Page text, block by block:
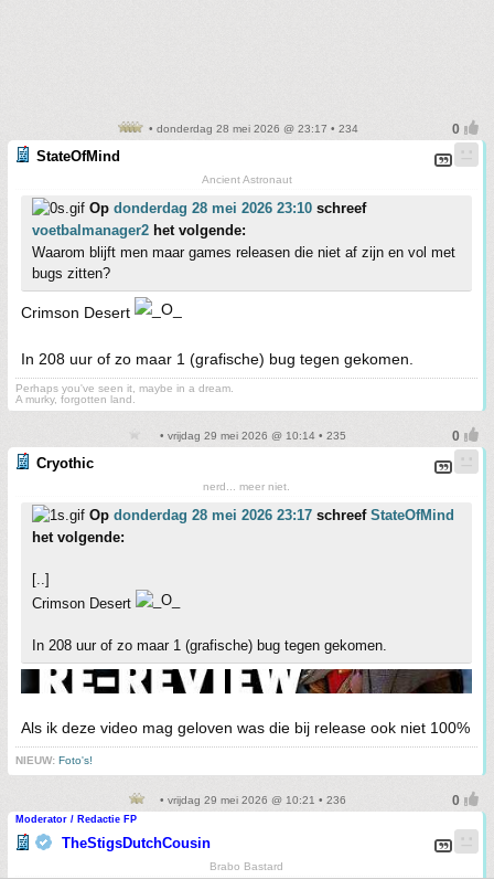
• donderdag 28 mei 2026 @ 23:17 • 234
StateOfMind
Ancient Astronaut
Op donderdag 28 mei 2026 23:10 schreef
voetbalmanager2 het volgende:
Waarom blijft men maar games releasen die niet af zijn en vol met
bugs zitten?
Crimson Desert
In 208 uur of zo maar 1 (grafische) bug tegen gekomen.
Perhaps you've seen it, maybe in a dream.
A murky, forgotten land.
• vrijdag 29 mei 2026 @ 10:14 • 235
Cryothic
nerd... meer niet.
Op donderdag 28 mei 2026 23:17 schreef StateOfMind
het volgende:
[..]
Crimson Desert
In 208 uur of zo maar 1 (grafische) bug tegen gekomen.
Als ik deze video mag geloven was die bij release ook niet 100%
NIEUW: Foto's!
• vrijdag 29 mei 2026 @ 10:21 • 236
Moderator / Redactie FP
TheStigsDutchCousin
Brabo Bastard